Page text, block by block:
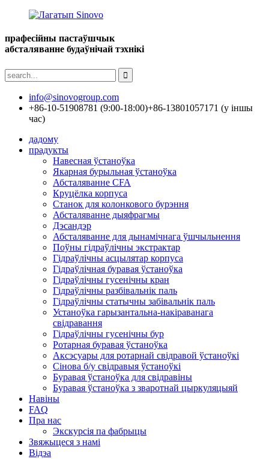
прафесійны пастаўшчык
абсталяванне будаўнічай тэхнікі
info@sinovogroup.com
+86-10-51908781 (9:00-18:00)+86-13801057171 (у іншы
час)
дадому
прадукты
Навесная ўстаноўка
Якарная бурыльная ўстаноўка
Абсталяванне CFA
Круцёлка корпуса
Станок для колонкового бурэння
Абсталяванне дыяфрагмы
Дэсандэр
Абсталяванне для дынамічнага ўшчыльнення
Поўны гідраўлічны экстрактар
Гідраўлічны асцылятар корпуса
Гідраўлічная буравая ўстаноўка
Гідраўлічны гусенічны кран
Гідраўлічны разбівальнік паль
Гідраўлічны статычны забівальнік паль
Устаноўка гарызантальна-накіраванага
свідравання
Гідраўлічны гусенічны бур
Ротарная буравая ўстаноўка
Аксэсуары для ротарнай свідравой ўстаноўкі
Сінова б/у свідравыя ўстаноўкі
Буравая ўстаноўка для свідравіны
Буравая ўстаноўка з зваротнай цыркуляцыяй
Навіны
FAQ
Пра нас
Экскурсія па фабрыцы
Звяжыцеся з намі
Відэа